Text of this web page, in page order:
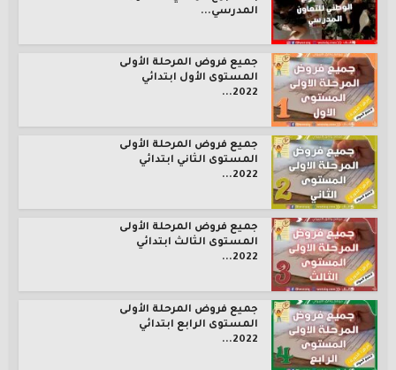
المدرسي...
جميع فروض المرحلة الأولى
المستوى الأول ابتدائي
2022...
جميع فروض المرحلة الأولى
المستوى الثاني ابتدائي
2022...
جميع فروض المرحلة الأولى
المستوى الثالث ابتدائي
2022...
جميع فروض المرحلة الأولى
المستوى الرابع ابتدائي
2022...